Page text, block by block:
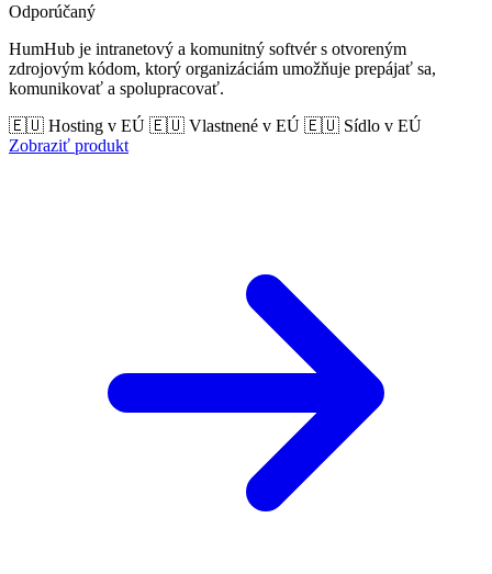
Odporúčaný
HumHub je intranetový a komunitný softvér s otvoreným
zdrojovým kódom, ktorý organizáciám umožňuje prepájať sa,
komunikovať a spolupracovať.
🇪🇺 Hosting v EÚ 🇪🇺 Vlastnené v EÚ 🇪🇺 Sídlo v EÚ
Zobraziť produkt